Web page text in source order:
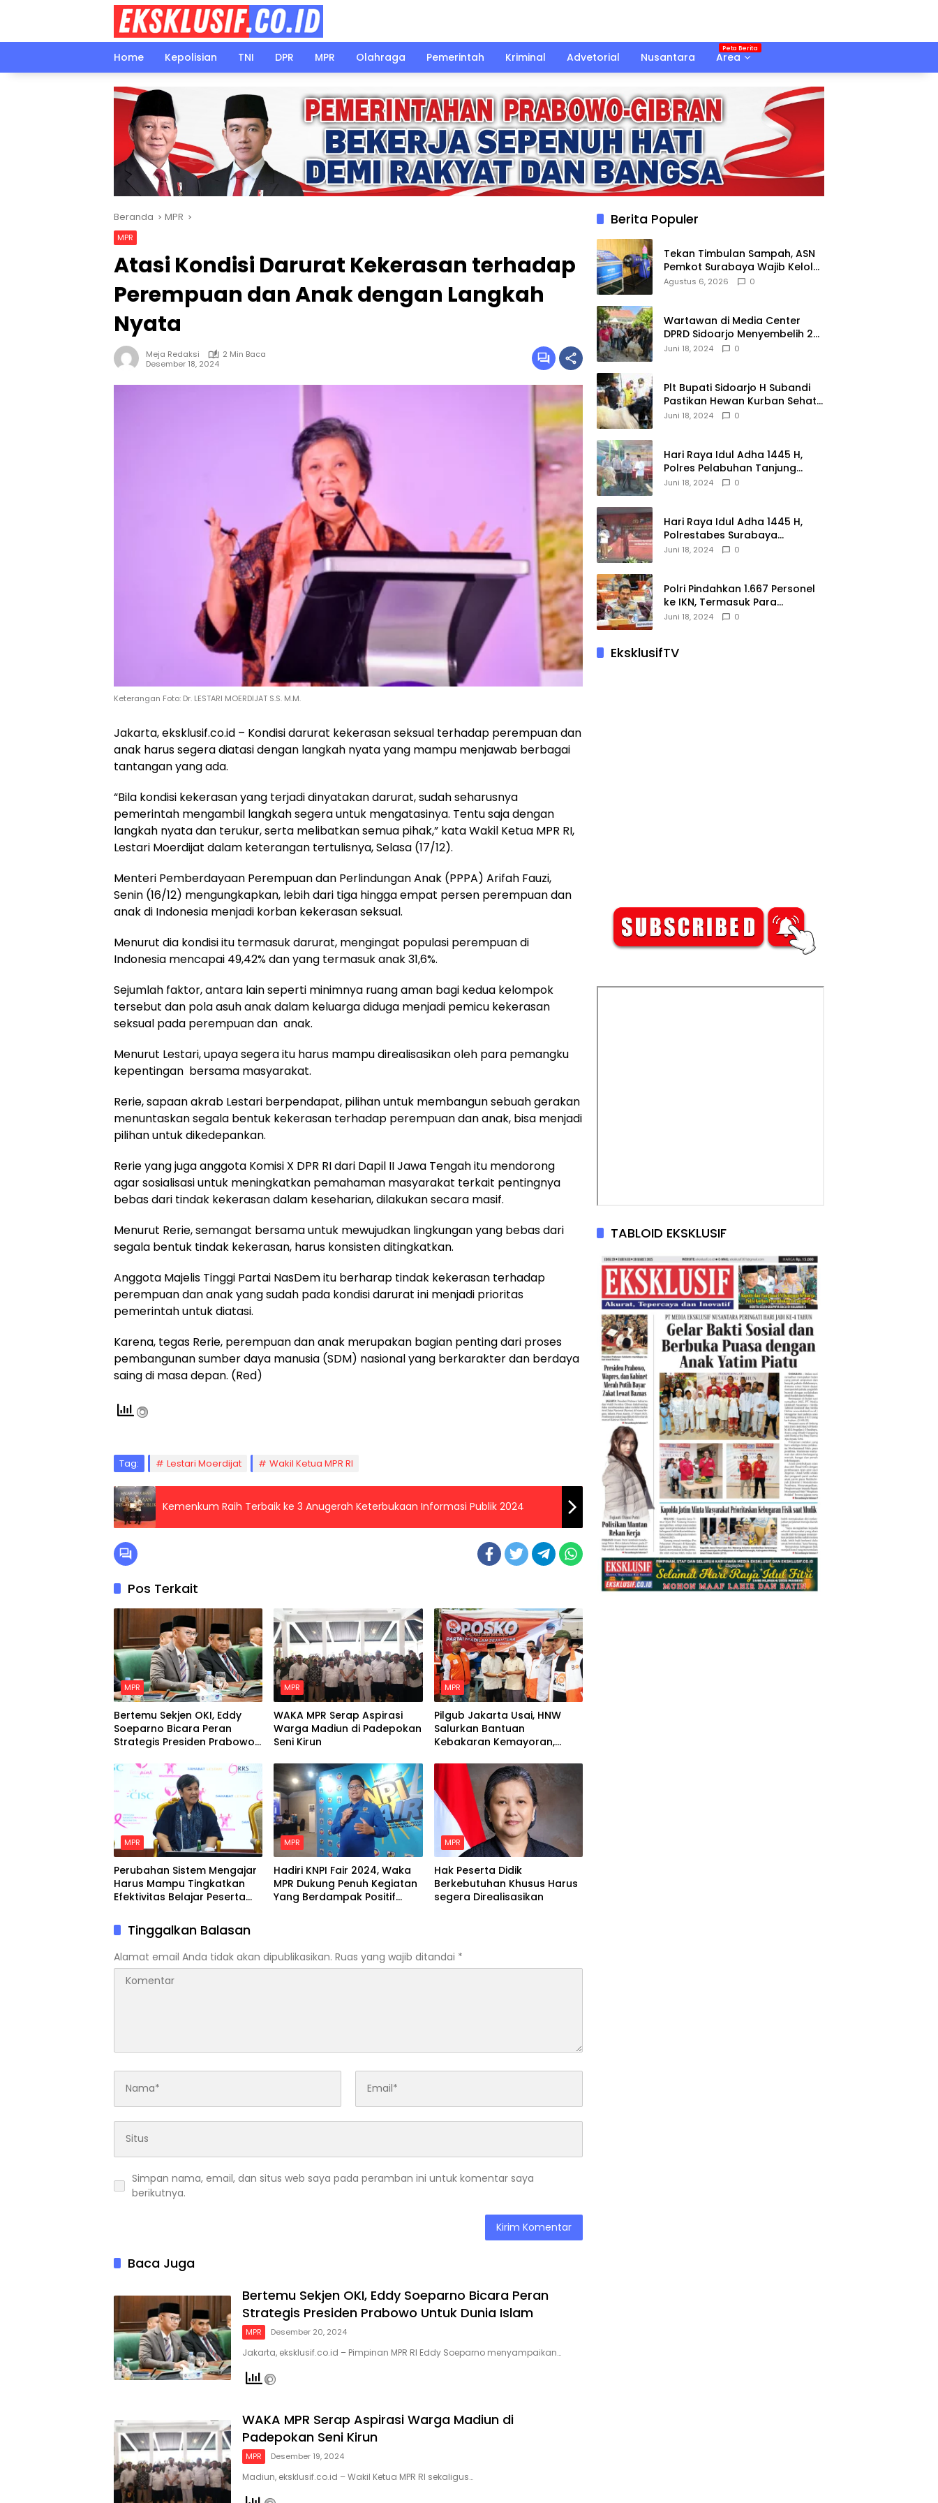
Home
Kepolisian TNI DPR MPR Olahraga Pemerintah Kriminal Advetorial Nusantara Area
Beranda MPR
MPR
Atasi Kondisi Darurat Kekerasan terhadap
Perempuan dan Anak dengan Langkah
Nyata
Meja Redaksi
2 Min Baca
Desember 18, 2024
Keterangan Foto: Dr. LESTARI MOERDIJAT S.S. M.M.
Jakarta, eksklusif.co.id – Kondisi darurat kekerasan seksual terhadap perempuan dan
anak harus segera diatasi dengan langkah nyata yang mampu menjawab berbagai
tantangan yang ada.
“Bila kondisi kekerasan yang terjadi dinyatakan darurat, sudah seharusnya
pemerintah mengambil langkah segera untuk mengatasinya. Tentu saja dengan
langkah nyata dan terukur, serta melibatkan semua pihak,” kata Wakil Ketua MPR RI,
Lestari Moerdijat dalam keterangan tertulisnya, Selasa (17/12).
Menteri Pemberdayaan Perempuan dan Perlindungan Anak (PPPA) Arifah Fauzi,
Senin (16/12) mengungkapkan, lebih dari tiga hingga empat persen perempuan dan
anak di Indonesia menjadi korban kekerasan seksual.
Menurut dia kondisi itu termasuk darurat, mengingat populasi perempuan di
Indonesia mencapai 49,42% dan yang termasuk anak 31,6%.
Sejumlah faktor, antara lain seperti minimnya ruang aman bagi kedua kelompok
tersebut dan pola asuh anak dalam keluarga diduga menjadi pemicu kekerasan
seksual pada perempuan dan anak.
Menurut Lestari, upaya segera itu harus mampu direalisasikan oleh para pemangku
kepentingan bersama masyarakat.
Rerie, sapaan akrab Lestari berpendapat, pilihan untuk membangun sebuah gerakan
menuntaskan segala bentuk kekerasan terhadap perempuan dan anak, bisa menjadi
pilihan untuk dikedepankan.
Rerie yang juga anggota Komisi X DPR RI dari Dapil II Jawa Tengah itu mendorong
agar sosialisasi untuk meningkatkan pemahaman masyarakat terkait pentingnya
bebas dari tindak kekerasan dalam keseharian, dilakukan secara masif.
Menurut Rerie, semangat bersama untuk mewujudkan lingkungan yang bebas dari
segala bentuk tindak kekerasan, harus konsisten ditingkatkan.
Anggota Majelis Tinggi Partai NasDem itu berharap tindak kekerasan terhadap
perempuan dan anak yang sudah pada kondisi darurat ini menjadi prioritas
pemerintah untuk diatasi.
Karena, tegas Rerie, perempuan dan anak merupakan bagian penting dari proses
pembangunan sumber daya manusia (SDM) nasional yang berkarakter dan berdaya
saing di masa depan. (Red)
Tag: Lestari Moerdijat Wakil Ketua MPR RI
Kemenkum Raih Terbaik ke 3 Anugerah Keterbukaan Informasi Publik 2024
Pos Terkait
MPR
Bertemu Sekjen OKI, Eddy
Soeparno Bicara Peran
Strategis Presiden Prabowo
MPR
WAKA MPR Serap Aspirasi
Warga Madiun di Padepokan
Seni Kirun
MPR
Pilgub Jakarta Usai, HNW
Salurkan Bantuan
Kebakaran Kemayoran,
Hunian Tetap Bagi Para
Korban
MPR
Perubahan Sistem Mengajar
Harus Mampu Tingkatkan
Efektivitas Belajar Peserta
MPR
Hadiri KNPI Fair 2024, Waka
MPR Dukung Penuh Kegiatan
Yang Berdampak Positif
MPR
Hak Peserta Didik
Berkebutuhan Khusus Harus
segera Direalisasikan
Tinggalkan Balasan
Alamat email Anda tidak akan dipublikasikan. Ruas yang wajib ditandai *
Simpan nama, email, dan situs web saya pada peramban ini untuk komentar saya
berikutnya.
Baca Juga
Bertemu Sekjen OKI, Eddy Soeparno Bicara Peran
Strategis Presiden Prabowo Untuk Dunia Islam
MPR Desember 20, 2024
Jakarta, eksklusif.co.id – Pimpinan MPR RI Eddy Soeparno menyampaikan…
WAKA MPR Serap Aspirasi Warga Madiun di
Padepokan Seni Kirun
MPR Desember 19, 2024
Madiun, eksklusif.co.id – Wakil Ketua MPR RI sekaligus…
Berita Populer
Tekan Timbulan Sampah, ASN
Pemkot Surabaya Wajib Kelola
Sampah Organik dari Rumah
Agustus 6, 2026 0
Wartawan di Media Center
DPRD Sidoarjo Menyembelih 2
Ekor Kambing
Juni 18, 2024 0
Plt Bupati Sidoarjo H Subandi
Pastikan Hewan Kurban Sehat
dan Aman
Juni 18, 2024 0
Hari Raya Idul Adha 1445 H,
Polres Pelabuhan Tanjung
Perak Salurkan 49 Hewan
Juni 18, 2024 0
Hari Raya Idul Adha 1445 H,
Polrestabes Surabaya
Menerima dan Menyalurkan
Juni 18, 2024 0
Polri Pindahkan 1.667 Personel
ke IKN, Termasuk Para
Jenderal.
Juni 18, 2024 0
EksklusifTV
TABLOID EKSKLUSIF